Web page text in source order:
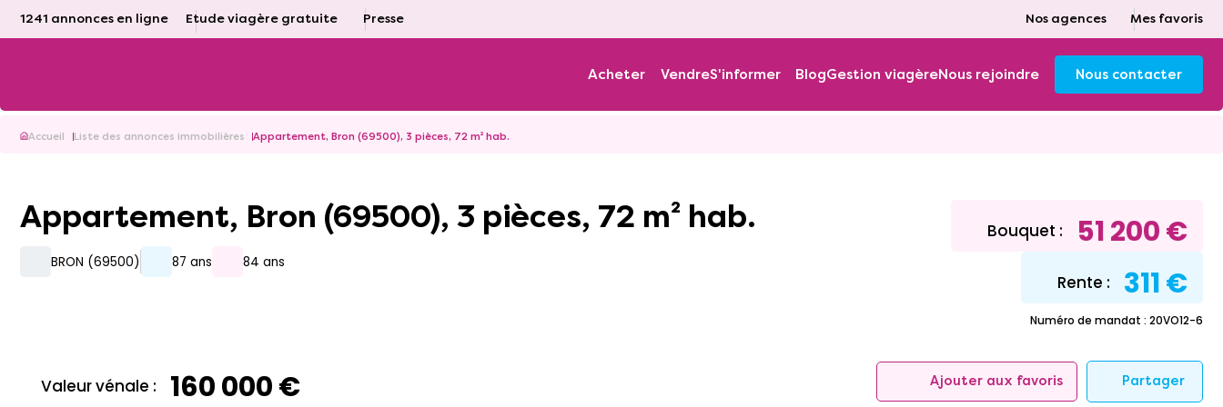
1241 annonces en ligne Etude viagère gratuite Presse Nos agences Mes favoris
Acheter VendreS'informer BlogGestion viagèreNous rejoindre Nous contacter
Accueil Liste des annonces immobilières Appartement, Bron (69500), 3 pièces, 72 m² hab.
Appartement, Bron (69500), 3 pièces, 72 m² hab.
BRON (69500) 87 ans 84 ans
Bouquet : 51 200 €
Rente : 311 €
Numéro de mandat : 20VO12-6
Valeur vénale : 160 000 € Ajouter aux favoris Partager